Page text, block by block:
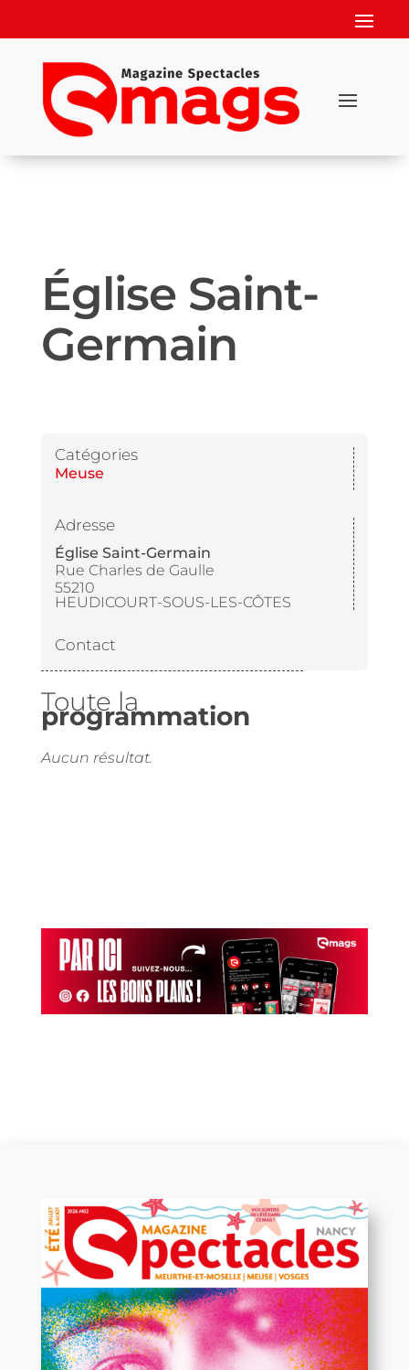
Église Saint-
Germain
Catégories
Meuse
Adresse
Église Saint-Germain
Rue Charles de Gaulle
55210
HEUDICOURT-SOUS-LES-CÔTES
Contact
Toute la
programmation
Aucun résultat.